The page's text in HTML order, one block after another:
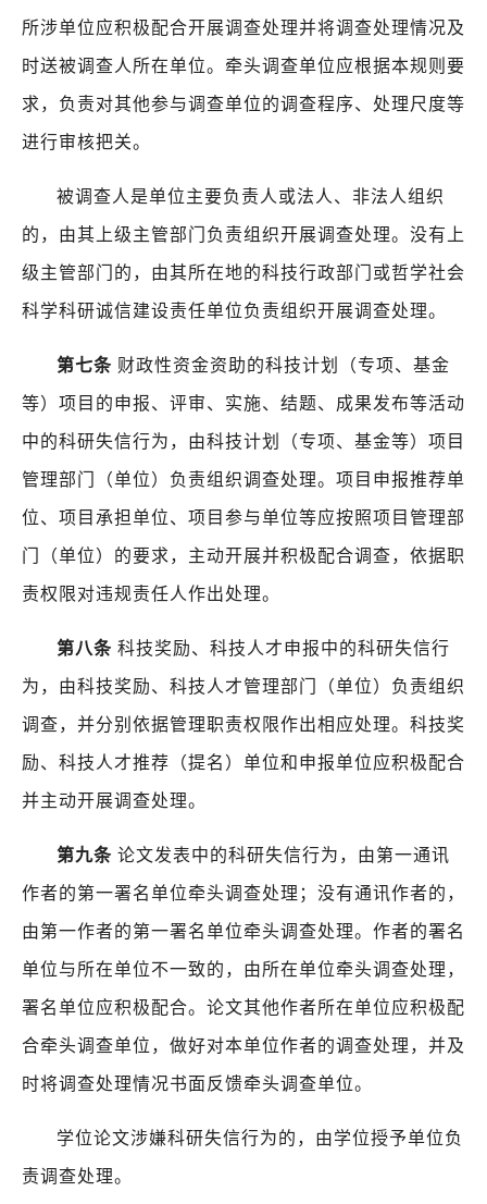
所涉单位应积极配合开展调查处理并将调查处理情况及
时送被调查人所在单位。牵头调查单位应根据本规则要
求，负责对其他参与调查单位的调查程序、处理尺度等
进行审核把关。
被调查人是单位主要负责人或法人、非法人组织
的，由其上级主管部门负责组织开展调查处理。没有上
级主管部门的，由其所在地的科技行政部门或哲学社会
科学科研诚信建设责任单位负责组织开展调查处理。
第七条 财政性资金资助的科技计划（专项、基金
等）项目的申报、评审、实施、结题、成果发布等活动
中的科研失信行为，由科技计划（专项、基金等）项目
管理部门（单位）负责组织调查处理。项目申报推荐单
位、项目承担单位、项目参与单位等应按照项目管理部
门（单位）的要求，主动开展并积极配合调查，依据职
责权限对违规责任人作出处理。
第八条 科技奖励、科技人才申报中的科研失信行
为，由科技奖励、科技人才管理部门（单位）负责组织
调查，并分别依据管理职责权限作出相应处理。科技奖
励、科技人才推荐（提名）单位和申报单位应积极配合
并主动开展调查处理。
第九条 论文发表中的科研失信行为，由第一通讯
作者的第一署名单位牵头调查处理；没有通讯作者的，
由第一作者的第一署名单位牵头调查处理。作者的署名
单位与所在单位不一致的，由所在单位牵头调查处理，
署名单位应积极配合。论文其他作者所在单位应积极配
合牵头调查单位，做好对本单位作者的调查处理，并及
时将调查处理情况书面反馈牵头调查单位。
学位论文涉嫌科研失信行为的，由学位授予单位负
责调查处理。